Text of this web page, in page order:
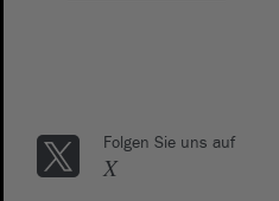
Folgen Sie uns auf
X